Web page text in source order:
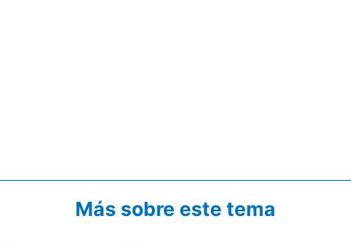
Más sobre este tema